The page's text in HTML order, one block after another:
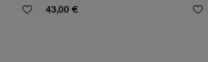
43,00 €